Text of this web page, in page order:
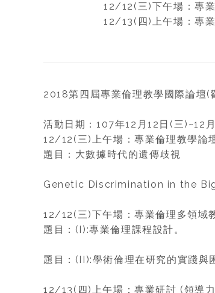
12/12(三)下午場：專
12/13(四)上午場：專
2018第四屆專業倫理教學國際論壇(
活動日期：107年12月12日(三)~12
12/12(三)上午場：專業倫理教學論
題目：大數據時代的遺傳歧視
Genetic Discrimination in the
12/12(三)下午場：專業倫理多領域
題目：(I):專業倫理課程設計。
題目：(II):學術倫理在研究的實踐與
12/13(四)上午場：專業研討 (領導